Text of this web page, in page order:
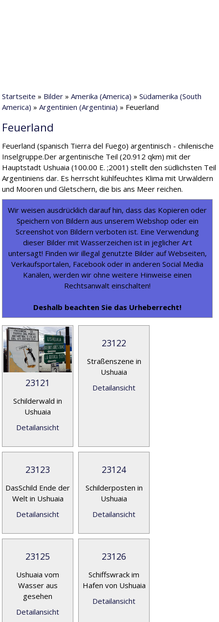
Startseite » Bilder »Amerika (America) »Südamerika (South
America) »Argentinien (Argentinia) » Feuerland
Feuerland
Feuerland (spanisch Tierra del Fuego) argentinisch - chilenische
Inselgruppe.Der argentinische Teil (20.912 qkm) mit der
Hauptstadt Ushuaia (100.00 E. ;2001) stellt den südlichsten Teil
Argentiniens dar. Es herrscht kühlfeuchtes Klima mit Urwäldern
und Mooren und Gletschern, die bis ans Meer reichen.
Wir weisen ausdrücklich darauf hin, dass das Kopieren oder
Speichern von Bildern aus unserem Webshop oder ein
Screenshot von Bildern verboten ist. Eine Verwendung
dieser Bilder mit Wasserzeichen ist in jeglicher Art
untersagt! Finden wir illegal genutzte Bilder auf Webseiten,
Verkaufsportalen, Facebook oder in anderen Social Media
Kanälen, werden wir ohne weitere Hinweise einen
Rechtsanwalt einschalten!
Deshalb beachten Sie das Urheberrecht!
23121
Schilderwald in
Ushuaia
Detailansicht
23122
Straßenszene in
Ushuaia
Detailansicht
23123
DasSchild Ende der
Welt in Ushuaia
Detailansicht
23124
Schilderposten in
Ushuaia
Detailansicht
23125
Ushuaia vom
Wasser aus
gesehen
Detailansicht
23126
Schiffswrack im
Hafen von Ushuaia
Detailansicht